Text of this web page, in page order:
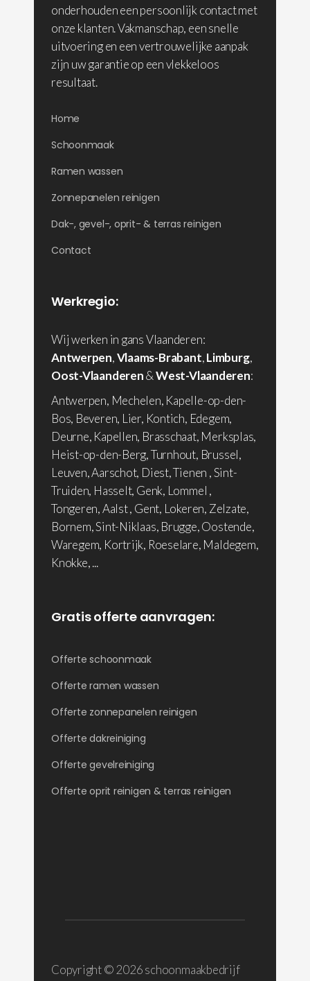
onderhouden een persoonlijk contact met
onze klanten. Vakmanschap, een snelle
uitvoering en een vertrouwelijke aanpak
zijn uw garantie op een vlekkeloos
resultaat.
Home
Schoonmaak
Ramen wassen
Zonnepanelen reinigen
Dak-, gevel-, oprit- & terras reinigen
Contact
Werkregio:
Wij werken in gans Vlaanderen:
Antwerpen,Vlaams-Brabant,Limburg,
Oost-Vlaanderen&West-Vlaanderen:
Antwerpen, Mechelen, Kapelle-op-den-
Bos, Beveren, Lier, Kontich, Edegem,
Deurne, Kapellen, Brasschaat, Merksplas,
Heist-op-den-Berg, Turnhout, Brussel,
Leuven, Aarschot, Diest, Tienen , Sint-
Truiden, Hasselt, Genk, Lommel ,
Tongeren, Aalst , Gent, Lokeren, Zelzate,
Bornem, Sint-Niklaas, Brugge, Oostende,
Waregem, Kortrijk, Roeselare, Maldegem,
Knokke, ...
Gratis offerte aanvragen:
Offerte schoonmaak
Offerte ramen wassen
Offerte zonnepanelen reinigen
Offerte dakreiniging
Offerte gevelreiniging
Offerte oprit reinigen & terras reinigen
Copyright © 2026 schoonmaakbedrijf